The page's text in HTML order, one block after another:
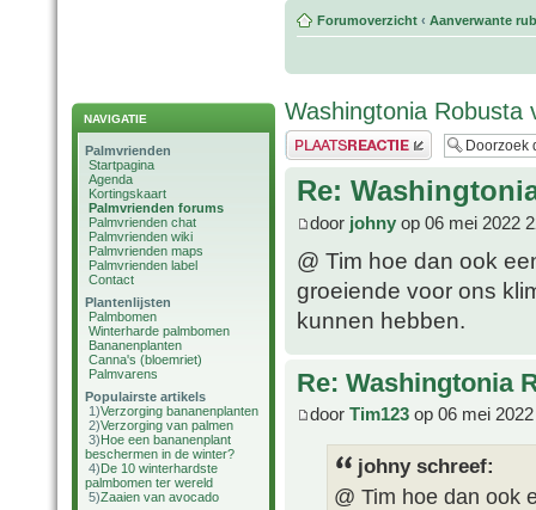
NAVIGATIE
Palmvrienden
Startpagina
Agenda
Kortingskaart
Palmvrienden forums
Palmvrienden chat
Palmvrienden wiki
Palmvrienden maps
Palmvrienden label
Contact
Plantenlijsten
Palmbomen
Winterharde palmbomen
Bananenplanten
Canna's (bloemriet)
Palmvarens
Populairste artikels
1)Verzorging bananenplanten
2)Verzorging van palmen
3)Hoe een bananenplant
beschermen in de winter?
4)De 10 winterhardste
palmbomen ter wereld
5)Zaaien van avocado
Forumoverzicht ‹ Aanverwante
Washingtonia Robusta
Plaats een reactie
Re:
door johny op 06 mei 2022
@ Tim hoe dan ook
groeiende voor ons
kunnen hebben.
Re: Washingtonia
door Tim123 op 06 mei
johny schreef:
@ Tim hoe dan ook